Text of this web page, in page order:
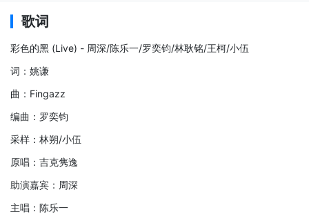
歌词
彩色的黑 (Live) - 周深/陈乐一/罗奕钧/林耿铭/王柯/小伍
词：姚谦
曲：Fingazz
编曲：罗奕钧
采样：林朔/小伍
原唱：吉克隽逸
助演嘉宾：周深
主唱：陈乐一